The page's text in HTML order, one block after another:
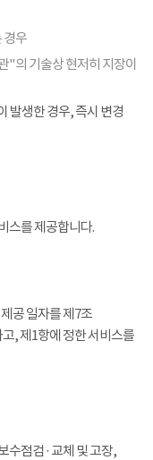
경우
"의 기술상 현저히 지장이
발생한 경우, 즉시 변경
스를 제공합니다.
공 일자를 제7조
, 제1항에 정한 서비스를
점검 · 교체 및 고장,